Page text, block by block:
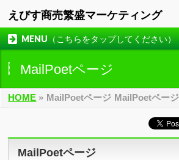
えびす商売繁盛マーケティング
MENU（こちらをタップしてください）
MailPoetページ
HOME » MailPoetページ MailPoetページ
MailPoetページ